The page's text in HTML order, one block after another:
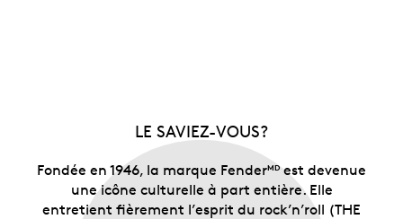
LE SAVIEZ-VOUS?
Fondée en 1946, la marque FenderMDest devenue
une icône culturelle à part entière. Elle
entretient fièrement l’esprit du rock’n’roll (THE